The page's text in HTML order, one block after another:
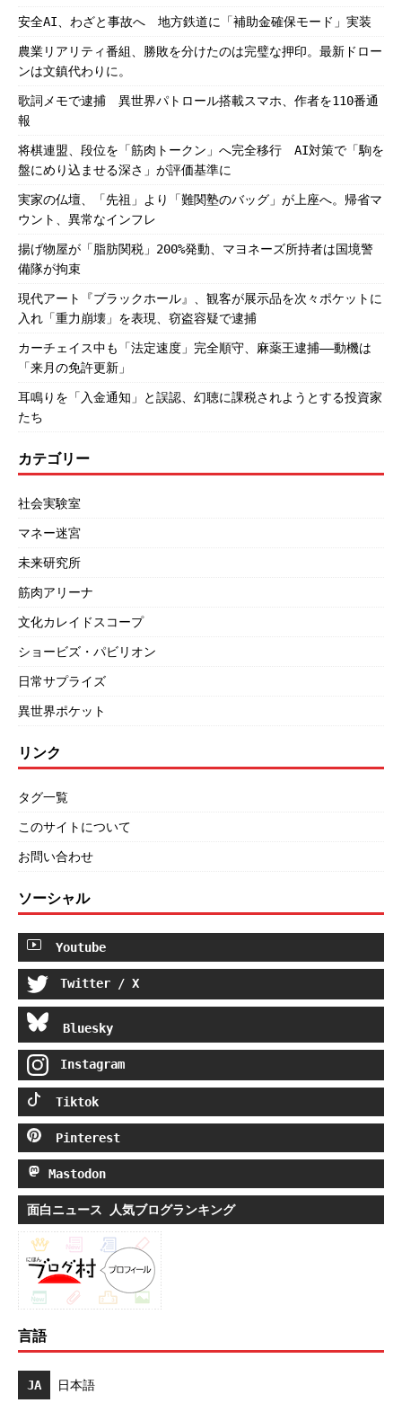
安全AI、わざと事故へ 地方鉄道に「補助金確保モード」実装
農業リアリティ番組、勝敗を分けたのは完璧な押印。最新ドロー
ンは文鎮代わりに。
歌詞メモで逮捕 異世界パトロール搭載スマホ、作者を110番通
報
将棋連盟、段位を「筋肉トークン」へ完全移行 AI対策で「駒を
盤にめり込ませる深さ」が評価基準に
実家の仏壇、「先祖」より「難関塾のバッグ」が上座へ。帰省マ
ウント、異常なインフレ
揚げ物屋が「脂肪関税」200%発動、マヨネーズ所持者は国境警
備隊が拘束
現代アート『ブラックホール』、観客が展示品を次々ポケットに
入れ「重力崩壊」を表現、窃盗容疑で逮捕
カーチェイス中も「法定速度」完全順守、麻薬王逮捕――動機は
「来月の免許更新」
耳鳴りを「入金通知」と誤認、幻聴に課税されようとする投資家
たち
カテゴリー
社会実験室
マネー迷宮
未来研究所
筋肉アリーナ
文化カレイドスコープ
ショービズ・パビリオン
日常サプライズ
異世界ポケット
リンク
タグ一覧
このサイトについて
お問い合わせ
ソーシャル
Youtube
Twitter / X
Bluesky
Instagram
Tiktok
Pinterest
Mastodon
面白ニュース 人気ブログランキング
言語
JA 日本語